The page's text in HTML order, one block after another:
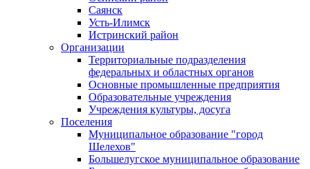
Саянск
Усть-Илимск
Истринский район
Организации
Территориальные подразделения
федеральных и областных органов
Основные промышленные предприятия
Образовательные учреждения
Учреждения культуры, досуга
Поселения
Муниципальное образование "город
Шелехов"
Большелугское муниципальное образование